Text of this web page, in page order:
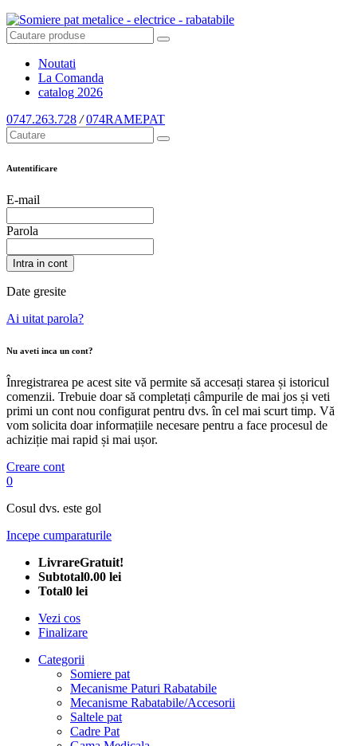
Noutati
La Comanda
catalog 2026
0747.263.728 / 074RAMEPAT
Autentificare
E-mail
Parola
Intra in cont
Date gresite
Ai uitat parola?
Nu aveti inca un cont?
Înregistrarea pe acest site vă permite să accesați starea și istoricul
comenzii. Trebuie doar să completați câmpurile de mai jos și veti
primi un cont nou configurat pentru dvs. în cel mai scurt timp. Vă
vom solicita doar informațiile necesare pentru a face procesul de
achiziție mai rapid și mai ușor.
Creare cont
0
Cosul dvs. este gol
Incepe cumparaturile
LivrareGratuit!
Subtotal0.00 lei
Total0 lei
Vezi cos
Finalizare
Categorii
Somiere pat
Mecanisme Paturi Rabatabile
Mecanisme Rabatabile/Accesorii
Saltele pat
Cadre Pat